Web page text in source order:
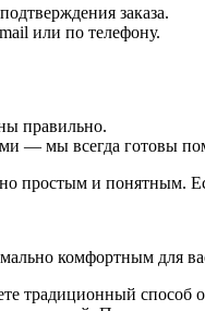
заказа.
или по телефону.
правильно.
— мы всегда готовы
простым и понятным.
комфортным для
традиционный способ